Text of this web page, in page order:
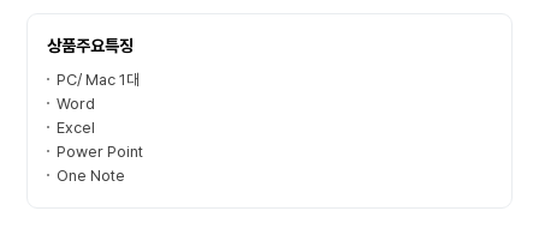
상품주요특징
PC/ Mac 1대
Word
Excel
Power Point
One Note